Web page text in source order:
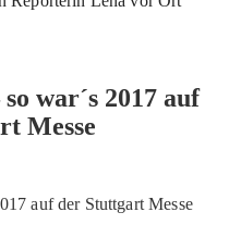
war´s 2017 auf
Messe